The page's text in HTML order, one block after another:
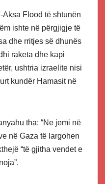
Flood të shtunën
ishte në përgjigje të
dhe rritjes së dhunës
raketa dhe kapi
ushtria izraelite nisi
kundër Hamasit në
tha: “Ne jemi në
në Gaza të largohen
“të gjitha vendet e